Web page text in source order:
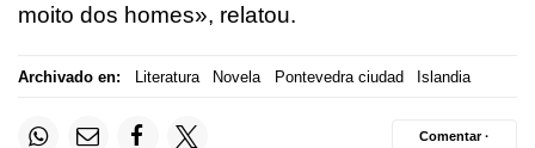
moito dos homes», relatou.
Archivado en: Literatura Novela Pontevedra ciudad Islandia
Comentar ·